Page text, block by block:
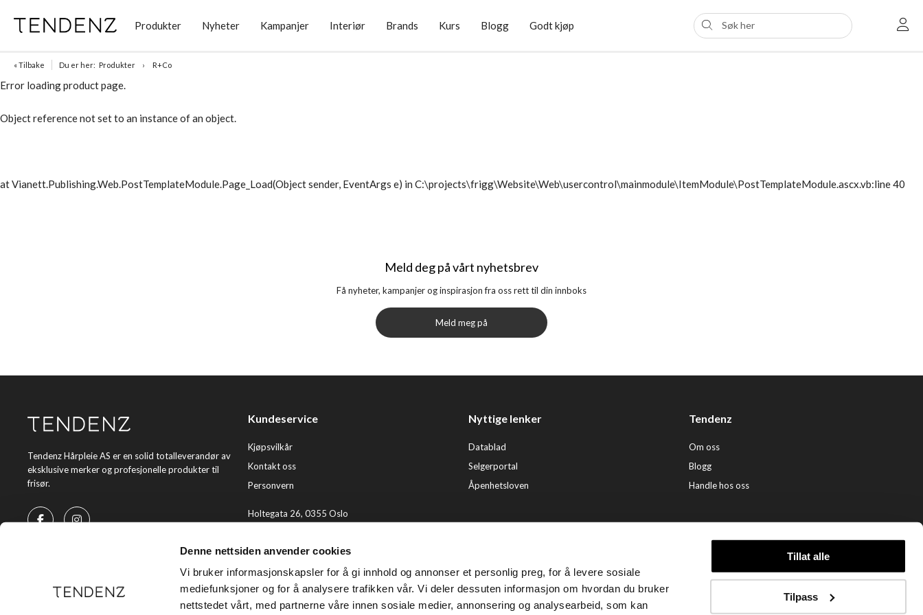
Denne nettsiden anvender cookies
Vi bruker informasjonskapsler for å gi innhold og annonser et personlig preg, for å levere sosiale
mediefunksjoner og for å analysere trafikken vår. Vi deler dessuten informasjon om hvordan du bruker
nettstedet vårt, med partnerne våre innen sosiale medier, annonsering og analysearbeid, som kan
Tillat alle
Tilpass
Produkter Nyheter Kampanjer Interiør Brands Kurs Blogg Godt kjøp
« Tilbake Du er her: Produkter R+Co
Error loading product page.
Object reference not set to an instance of an object.
at Vianett.Publishing.Web.PostTemplateModule.Page_Load(Object sender, EventArgs e) in C:\projects\frigg\Website\Web\usercontrol\mainmodule\ItemModule\PostTemplateModule.ascx.vb:line 40
Meld deg på vårt nyhetsbrev
Få nyheter, kampanjer og inspirasjon fra oss rett til din innboks
Meld meg på
Tendenz Hårpleie AS er en solid totalleverandør av
eksklusive merker og profesjonelle produkter til
frisør.
Kundeservice
Kjøpsvilkår
Kontakt oss
Personvern
Holtegata 26, 0355 Oslo
E-post:kundeservice@tendenz.net
Nyttige lenker
Datablad
Selgerportal
Åpenhetsloven
Tendenz
Om oss
Blogg
Handle hos oss
© Tendenz Hårpleie AS (org. nr. 948 341 662) |Nettbutikk levert av Kréatif